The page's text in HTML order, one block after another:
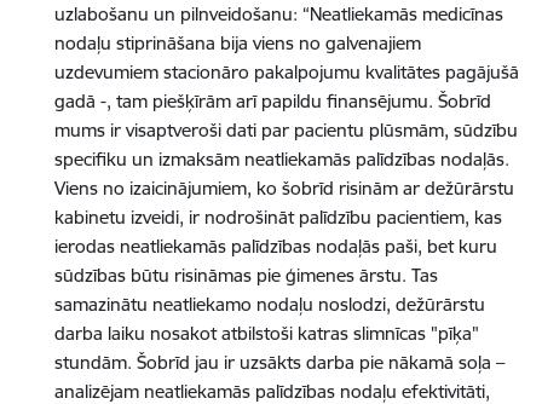
uzlabošanu un pilnveidošanu: “Neatliekamās medicīnas
nodaļu stiprināšana bija viens no galvenajiem
uzdevumiem stacionāro pakalpojumu kvalitātes pagājušā
gadā -, tam piešķīrām arī papildu finansējumu. Šobrīd
mums ir visaptveroši dati par pacientu plūsmām, sūdzību
specifiku un izmaksām neatliekamās palīdzības nodaļās.
Viens no izaicinājumiem, ko šobrīd risinām ar dežūrārstu
kabinetu izveidi, ir nodrošināt palīdzību pacientiem, kas
ierodas neatliekamās palīdzības nodaļās paši, bet kuru
sūdzības būtu risināmas pie ģimenes ārstu. Tas
samazinātu neatliekamo nodaļu noslodzi, dežūrārstu
darba laiku nosakot atbilstoši katras slimnīcas "pīķa"
stundām. Šobrīd jau ir uzsākts darba pie nākamā soļa –
analizējam neatliekamās palīdzības nodaļu efektivitāti,